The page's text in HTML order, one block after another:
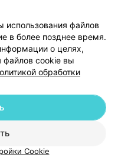
данных
| 220012, Республика Беларусь,
291212755
файлов
в более позднее время.
о целях,
файлов cookie вы
обработки
Cookie